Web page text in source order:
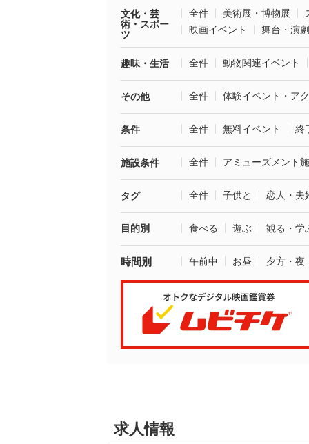
文化・芸
術・スポー
ツ
全件 美術展・博物展
映画イベント
舞台・演劇
趣味・生活 全件 動物関連イベント
その他 全件 体験イベント・ア
条件 全件 無料イベント 終
施設条件 全件 アミューズメント
タグ 全件 子供と 恋人・夫
目的別 食べる 遊ぶ 観る・学
時間別 午前中 お昼 夕方・夜
求人情報